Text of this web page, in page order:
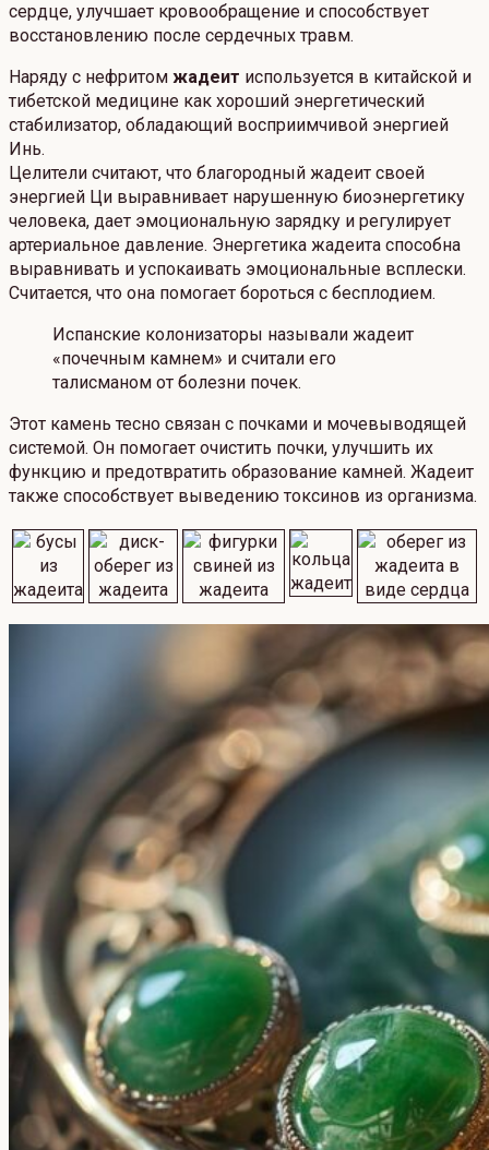
сердце, улучшает кровообращение и способствует
восстановлению после сердечных травм.
Наряду с нефритом жадеит используется в китайской и
тибетской медицине как хороший энергетический
стабилизатор, обладающий восприимчивой энергией
Инь.
Целители считают, что благородный жадеит своей
энергией Ци выравнивает нарушенную биоэнергетику
человека, дает эмоциональную зарядку и регулирует
артериальное давление. Энергетика жадеита способна
выравнивать и успокаивать эмоциональные всплески.
Считается, что она помогает бороться с бесплодием.
Испанские колонизаторы называли жадеит
«почечным камнем» и считали его
талисманом от болезни почек.
Этот камень тесно связан с почками и мочевыводящей
системой. Он помогает очистить почки, улучшить их
функцию и предотвратить образование камней. Жадеит
также способствует выведению токсинов из организма.